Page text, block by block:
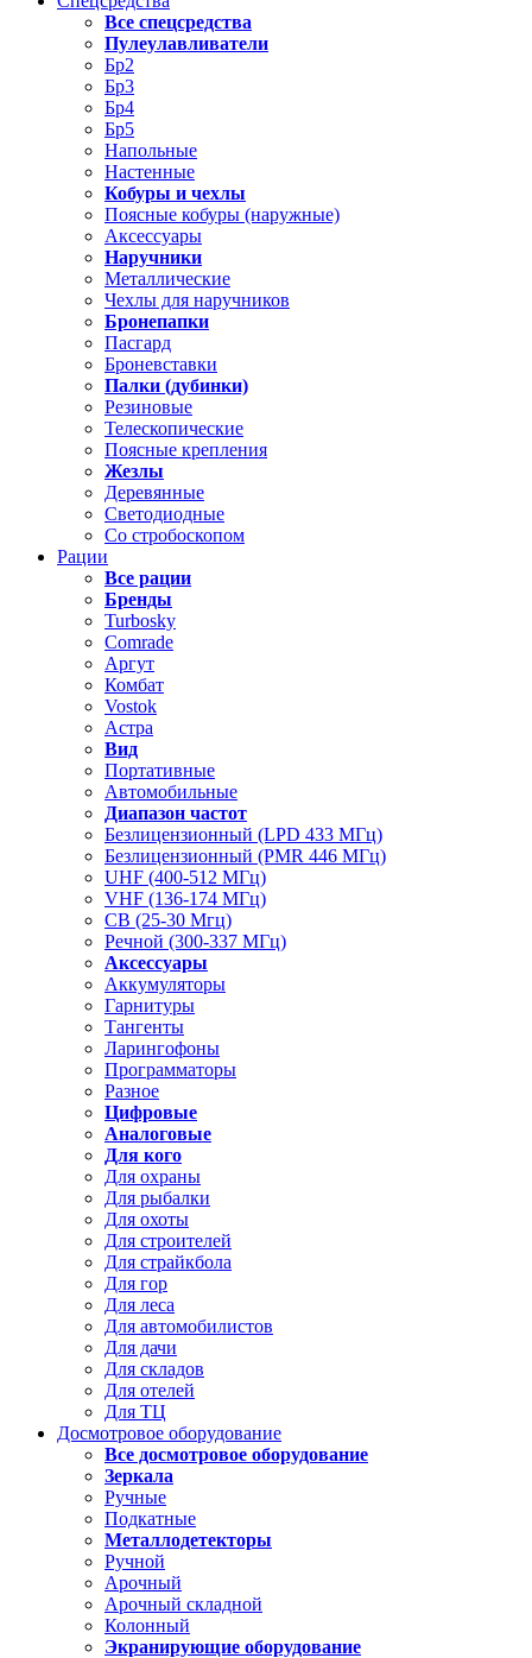
Все спецсредства
Пулеулавливатели
Бр2
Бр3
Бр4
Бр5
Напольные
Настенные
Кобуры и чехлы
Поясные кобуры (наружные)
Аксессуары
Наручники
Металлические
Чехлы для наручников
Бронепапки
Пасгард
Броневставки
Палки (дубинки)
Резиновые
Телескопические
Поясные крепления
Жезлы
Деревянные
Светодиодные
Со стробоскопом
Рации
Все рации
Бренды
Turbosky
Comrade
Аргут
Комбат
Vostok
Астра
Вид
Портативные
Автомобильные
Диапазон частот
Безлицензионный (LPD 433 МГц)
Безлицензионный (PMR 446 МГц)
UHF (400-512 МГц)
VHF (136-174 МГц)
CB (25-30 Мгц)
Речной (300-337 МГц)
Аксессуары
Аккумуляторы
Гарнитуры
Тангенты
Ларингофоны
Программаторы
Разное
Цифровые
Аналоговые
Для кого
Для охраны
Для рыбалки
Для охоты
Для строителей
Для страйкбола
Для гор
Для леса
Для автомобилистов
Для дачи
Для складов
Для отелей
Для ТЦ
Досмотровое оборудование
Все досмотровое оборудование
Зеркала
Ручные
Подкатные
Металлодетекторы
Ручной
Арочный
Арочный складной
Колонный
Экранирующие оборудование